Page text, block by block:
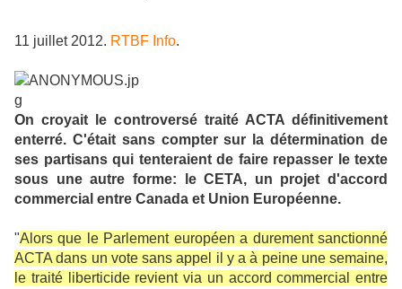
11 juillet 2012. RTBF Info.
On croyait le controversé traité ACTA définitivement
enterré. C'était sans compter sur la détermination de
ses partisans qui tenteraient de faire repasser le texte
sous une autre forme: le CETA, un projet d'accord
commercial entre Canada et Union Européenne.
"Alors que le Parlement européen a durement sanctionné
ACTA dans un vote sans appel il y a à peine une semaine,
le traité liberticide revient via un accord commercial entre